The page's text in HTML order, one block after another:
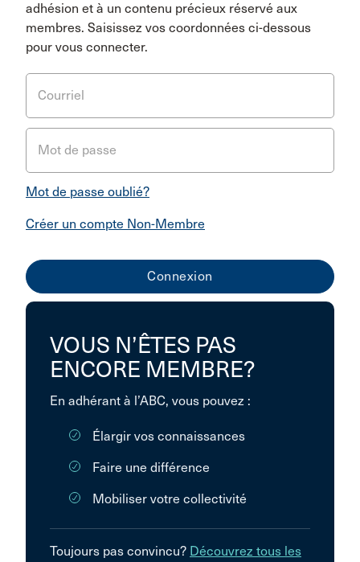
adhésion et à un contenu précieux réservé aux
membres. Saisissez vos coordonnées ci-dessous
pour vous connecter.
Courriel
Mot de passe
Mot de passe oublié?
Créer un compte Non-Membre
VOUS N’ÊTES PAS
ENCORE MEMBRE?
En adhérant à l’ABC, vous pouvez :
Élargir vos connaissances
Faire une différence
Mobiliser votre collectivité
Toujours pas convincu? Découvrez tous les